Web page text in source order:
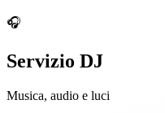
🎧
Servizio DJ
Musica, audio e luci